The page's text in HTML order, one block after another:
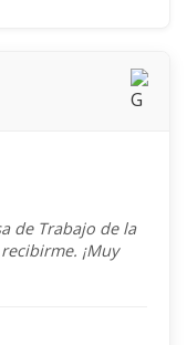
de Trabajo de la
¡Muy